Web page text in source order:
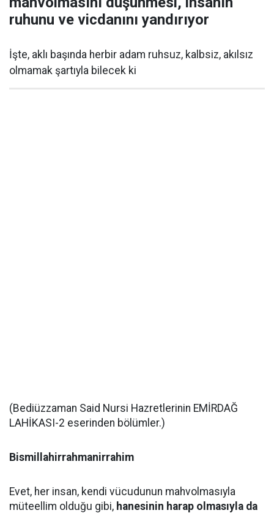
ruhunu ve vicdanını yandırıyor
İşte, aklı başında herbir adam ruhsuz, kalbsiz, akılsız
olmamak şartıyla bilecek ki
(Bediüzzaman Said Nursi Hazretlerinin EMİRDAĞ
LAHİKASI-2 eserinden bölümler.)
Bismillahirrahmanirrahim
Evet, her insan, kendi vücudunun mahvolmasıyla
müteellim olduğu gibi, hanesinin harap olmasıyla da